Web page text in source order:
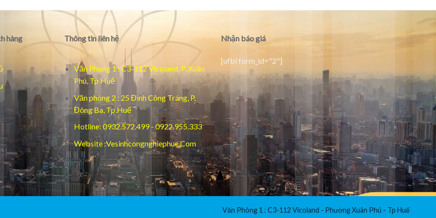
hàng Thông tin liên hệ
Văn Phòng 1 : C3-112 Vicoland, P. Xuân
Phú, Tp Huế
Văn phòng 2 : 25 Đinh Công Tráng, P.
Đông Ba, Tp.Huế
Hotline: 0932.572.499 - 0922.955.333
Website :Vesinhcongnghiephue.Com
Nhận báo giá
[ufbl form_id="2"]
Văn Phòng 1 : C3-112 Vicoland - Phường Xuân Phú - Tp Huế